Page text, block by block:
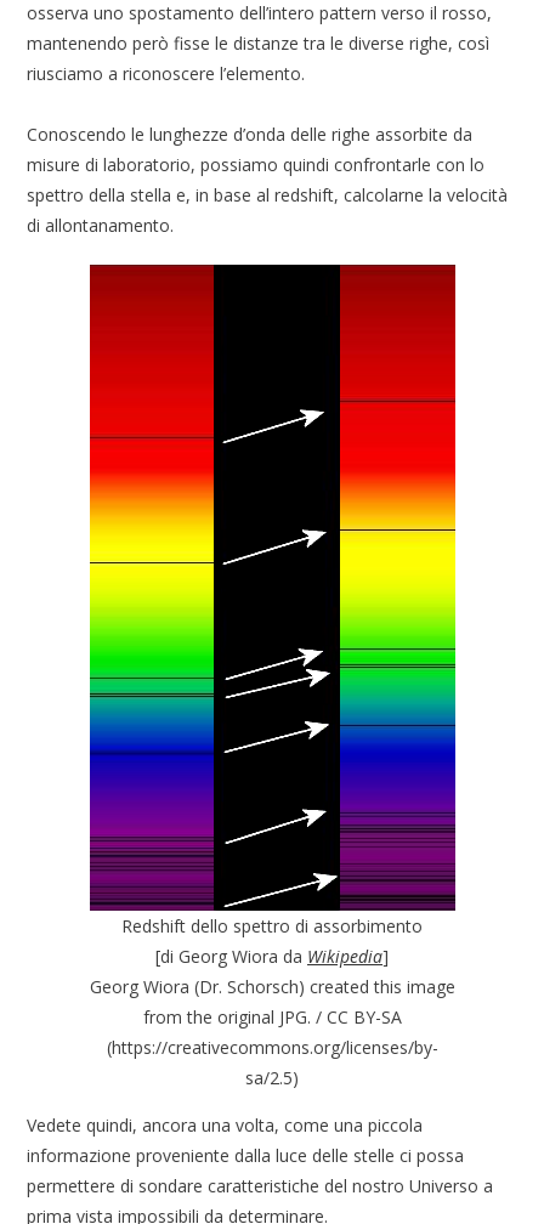
osserva uno spostamento dell’intero pattern verso il rosso,
mantenendo però fisse le distanze tra le diverse righe, così
riusciamo a riconoscere l’elemento.
Conoscendo le lunghezze d’onda delle righe assorbite da
misure di laboratorio, possiamo quindi confrontarle con lo
spettro della stella e, in base al redshift, calcolarne la velocità
di allontanamento.
Redshift dello spettro di assorbimento
[di Georg Wiora da Wikipedia]
Georg Wiora (Dr. Schorsch) created this image
from the original JPG. / CC BY-SA
(https://creativecommons.org/licenses/by-
sa/2.5)
Vedete quindi, ancora una volta, come una piccola
informazione proveniente dalla luce delle stelle ci possa
permettere di sondare caratteristiche del nostro Universo a
prima vista impossibili da determinare.